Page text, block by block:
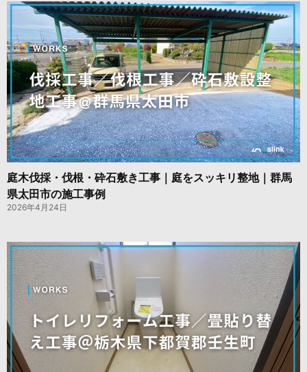
庭木伐採・伐根・砕石敷き工事｜庭をスッキリ整地｜群馬
県太田市の施工事例
2026年4月24日